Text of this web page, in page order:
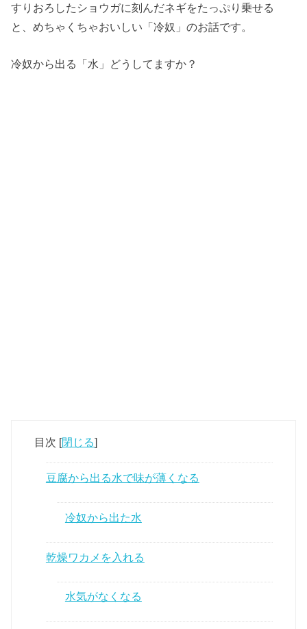
すりおろしたショウガに刻んだネギをたっぷり乗せる
と、めちゃくちゃおいしい「冷奴」のお話です。
冷奴から出る「水」どうしてますか？
目次 [閉じる]
豆腐から出る水で味が薄くなる
冷奴から出た水
乾燥ワカメを入れる
水気がなくなる